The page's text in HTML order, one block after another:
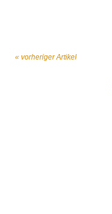
« vorheriger Artikel